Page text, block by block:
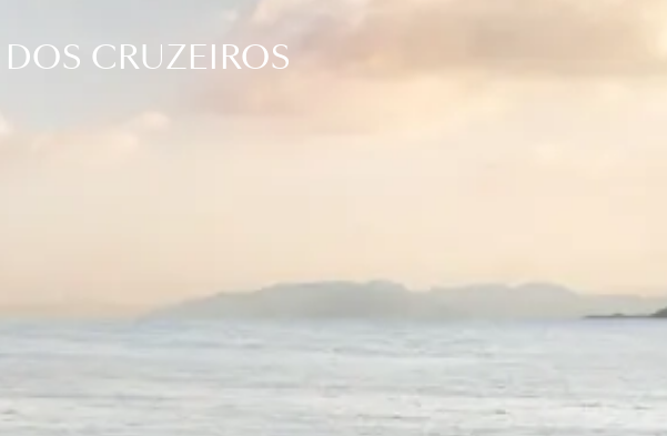
CRUZEIROS